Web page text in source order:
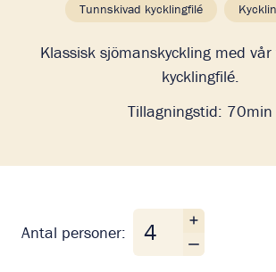
Tunnskivad kycklingfilé
Klassisk sjömanskyckling med
kycklingfilé.
Tillagningstid: 70min
Antal personer:
Antal personer